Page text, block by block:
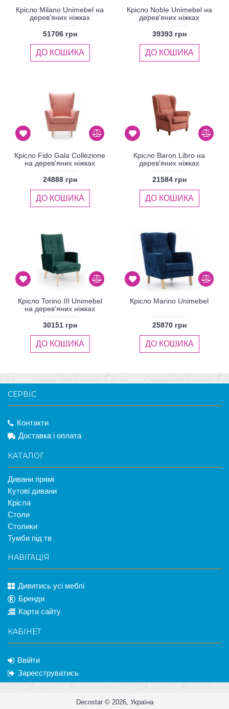
Крісло Milano Unimebel на
дерев'яних ніжках
51706 грн
ДО КОШИКА
Крісло Noble Unimebel на
дерев'яних ніжках
39393 грн
ДО КОШИКА
Крісло Fido Gala Collezione
на дерев'яних ніжках
24888 грн
ДО КОШИКА
Крісло Baron Libro на
дерев'яних ніжках
21584 грн
ДО КОШИКА
Крісло Torino III Unimebel
на дерев'яних ніжках
30151 грн
ДО КОШИКА
Крісло Marino Unimebel
25870 грн
ДО КОШИКА
СЕРВІС
Контакти
Доставка і оплата
КАТАЛОГ
Дивани прямі
Кутові дивани
Крісла
Столи
Столики
Тумби під тв
НАВІГАЦІЯ
Дивитись усі меблі
Бренди
Карта сайту
КАБІНЕТ
Ввійти
Зареєструватись
Decostar © 2026, Україна